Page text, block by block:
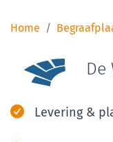
Home
De
Levering &